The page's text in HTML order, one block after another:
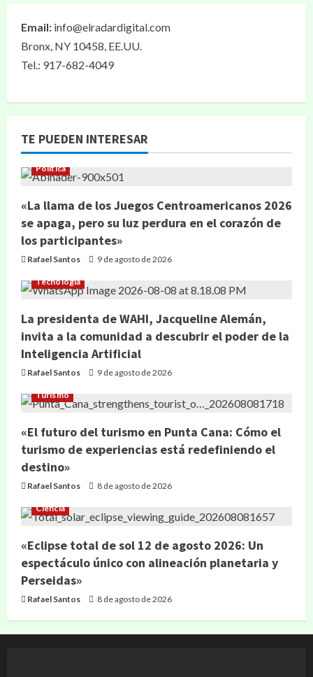
Email: info@elradardigital.com
Bronx, NY 10458, EE.UU.
Tel.: 917-682-4049
TE PUEDEN INTERESAR
Política
«La llama de los Juegos Centroamericanos 2026
se apaga, pero su luz perdura en el corazón de
los participantes»
Rafael Santos 9 de agosto de 2026
Tecnología
La presidenta de WAHI, Jacqueline Alemán,
invita a la comunidad a descubrir el poder de la
Inteligencia Artificial
Rafael Santos 9 de agosto de 2026
Turismo
«El futuro del turismo en Punta Cana: Cómo el
turismo de experiencias está redefiniendo el
destino»
Rafael Santos 8 de agosto de 2026
Ciencia
«Eclipse total de sol 12 de agosto 2026: Un
espectáculo único con alineación planetaria y
Perseidas»
Rafael Santos 8 de agosto de 2026